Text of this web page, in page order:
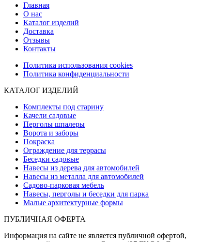
Главная
О нас
Каталог изделий
Доставка
Отзывы
Контакты
Политика использования cookies
Политика конфиденциальности
КАТАЛОГ ИЗДЕЛИЙ
Комплекты под старину
Качели садовые
Перголы шпалеры
Ворота и заборы
Покраска
Ограждение для террасы
Беседки садовые
Навесы из дерева для автомобилей
Навесы из металла для автомобилей
Садово-парковая мебель
Навесы, перголы и беседки для парка
Малые архитектурные формы
ПУБЛИЧНАЯ ОФЕРТА
Информация на сайте не является публичной офертой,